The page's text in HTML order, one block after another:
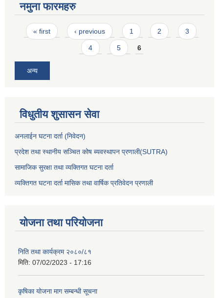
नमुना फारमहरु
Pages
« first ‹ previous 1 2 3
4 5 6
अन्य
विधुतीय शुसासन सेवा
अनलाईन घटना दर्ता (निवेदन)
प्रदेश तथा स्थानीय सञ्चित कोष ब्यवस्थापन प्रणाली(SUTRA)
सामाजिक सुरक्षा तथा व्यक्तिगत घटना दर्ता
व्यक्तिगत घटना दर्ता मासिक तथा वार्षिक प्रतिवेदन प्रणाली
योजना तथा परियोजना
निति तथा कार्यक्रम २०८०/८१
मिति: 07/02/2023 - 17:16
कृषिका योजना माग सम्बन्धी सूचना